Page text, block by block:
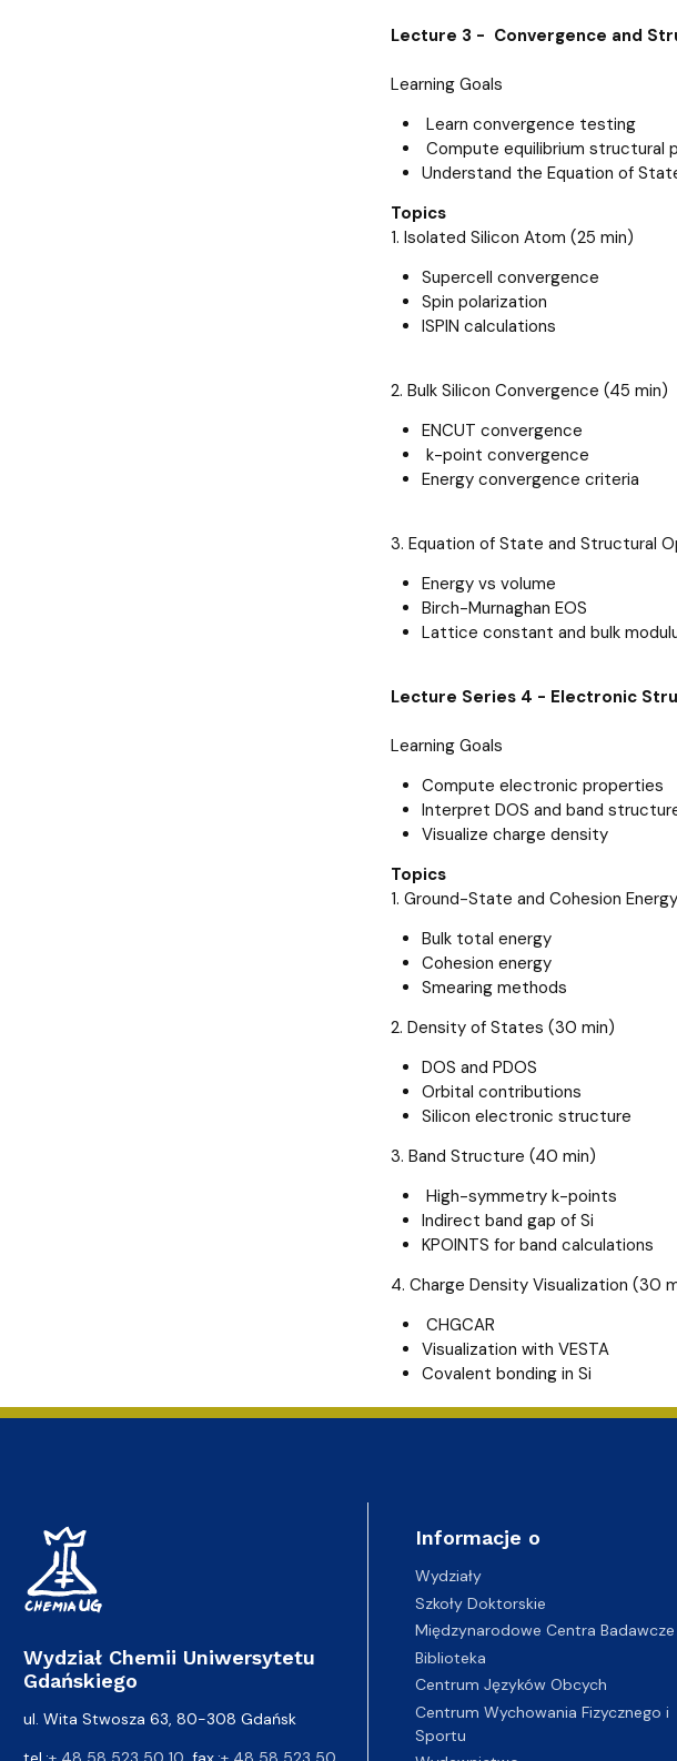
Lecture 3 - Convergence and
Learning Goals
Learn convergence testing
Compute equilibrium structural
Understand the Equation of
Topics
1. Isolated Silicon Atom (25 min)
Supercell convergence
Spin polarization
ISPIN calculations
2. Bulk Silicon Convergence (45 min)
ENCUT convergence
k-point convergence
Energy convergence criteria
3. Equation of State and Structural
Energy vs volume
Birch-Murnaghan EOS
Lattice constant and bulk
Lecture Series 4 - Electronic
Learning Goals
Compute electronic properties
Interpret DOS and band
Visualize charge density
Topics
1. Ground-State and Cohesion
Bulk total energy
Cohesion energy
Smearing methods
2. Density of States (30 min)
DOS and PDOS
Orbital contributions
Silicon electronic structure
3. Band Structure (40 min)
High-symmetry k-points
Indirect band gap of Si
KPOINTS for band calculations
4. Charge Density Visualization (30
CHGCAR
Visualization with VESTA
Covalent bonding in Si
Wydział Chemii Uniwersytetu
Gdańskiego
ul. Wita Stwosza 63, 80-308 Gdańsk
Informacje o
Wydziały
Szkoły Doktorskie
Międzynarodowe Centra Badawcze
Biblioteka
Centrum Języków Obcych
Centrum Wychowania Fizycznego i
Sportu